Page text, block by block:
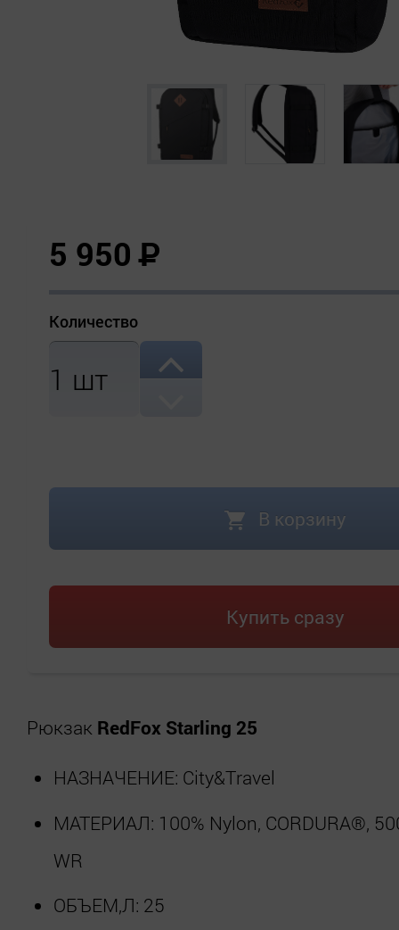
5 950Р
Количество
1 шт
В корзину
Купить сразу
Рюкзак RedFox Starling 25
НАЗНАЧЕНИЕ: City&Travel
МАТЕРИАЛ: 100% Nylon, CORDURA®,
WR
ОБЪЕМ,Л: 25